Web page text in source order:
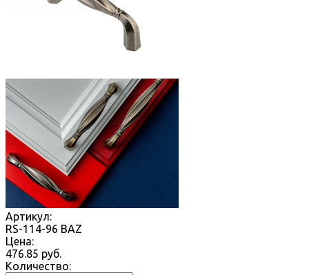
Артикул:
RS-114-96 BAZ
Цена:
476.85 руб.
Количество: